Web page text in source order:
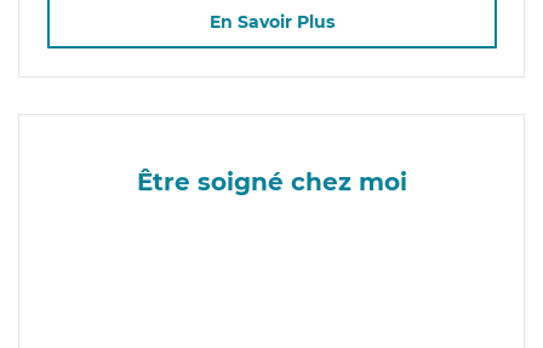
En Savoir Plus
Être soigné chez moi